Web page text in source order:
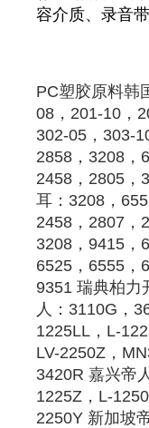
容介质、录音
PC塑胶原料韩
08，201-10，
302-05，303-
2858，3208，
2458， 2805
耳 ：3208，
2458，2807，
3208，9415，
6525，6555，
9351 瑞典柏力
人：3110G，
1225LL，L-
LV-2250Z，
3420R 嘉兴帝
1225Z，L-
2250Y 新加坡